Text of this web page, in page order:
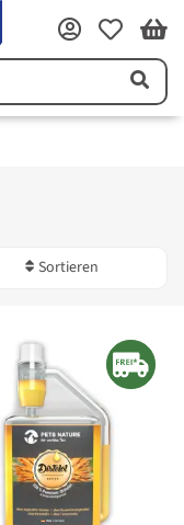
Sortieren